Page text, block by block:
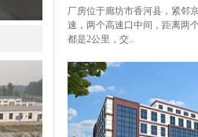
厂房位于廊坊市香河县，紧邻
速，两个高速口中间，距离两
都是2公里，交..